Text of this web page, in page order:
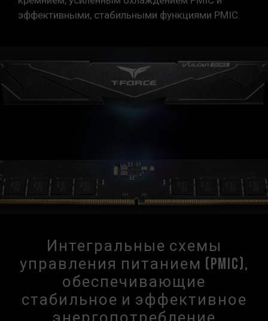
эффективными, стабильными функциями PMIC.
Интегральные схемы
управления питанием (PMIC),
обеспечивающие
стабильное и эффективное